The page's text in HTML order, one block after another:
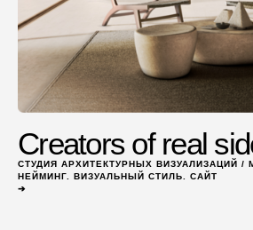
Creators of real
СТУДИЯ АРХИТЕКТУРНЫХ ВИЗУАЛИЗАЦИЙ /
НЕЙМИНГ. ВИЗУАЛЬНЫЙ СТИЛЬ. САЙТ
➔